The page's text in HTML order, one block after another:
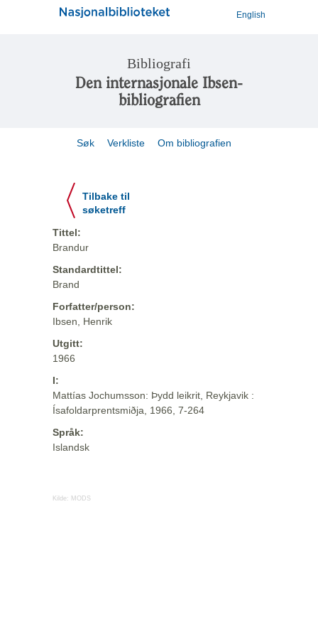
English
Bibliografi
Den internasjonale Ibsen-
bibliografien
Søk Verkliste Om bibliografien
Tilbake til
søketreff
Tittel:
Brandur
Standardtittel:
Brand
Forfatter/person:
Ibsen, Henrik
Utgitt:
1966
I:
Mattías Jochumsson: Þydd leikrit, Reykjavik :
Ísafoldarprentsmiðja, 1966, 7-264
Språk:
Islandsk
Kilde: MODS